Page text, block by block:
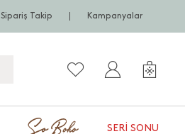
Sipariş Takip Kampanyalar
SERI SONU